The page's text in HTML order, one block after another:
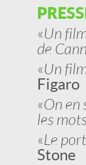
«Un
de
«Un
Figaro
«On en
les
«Le
Stone